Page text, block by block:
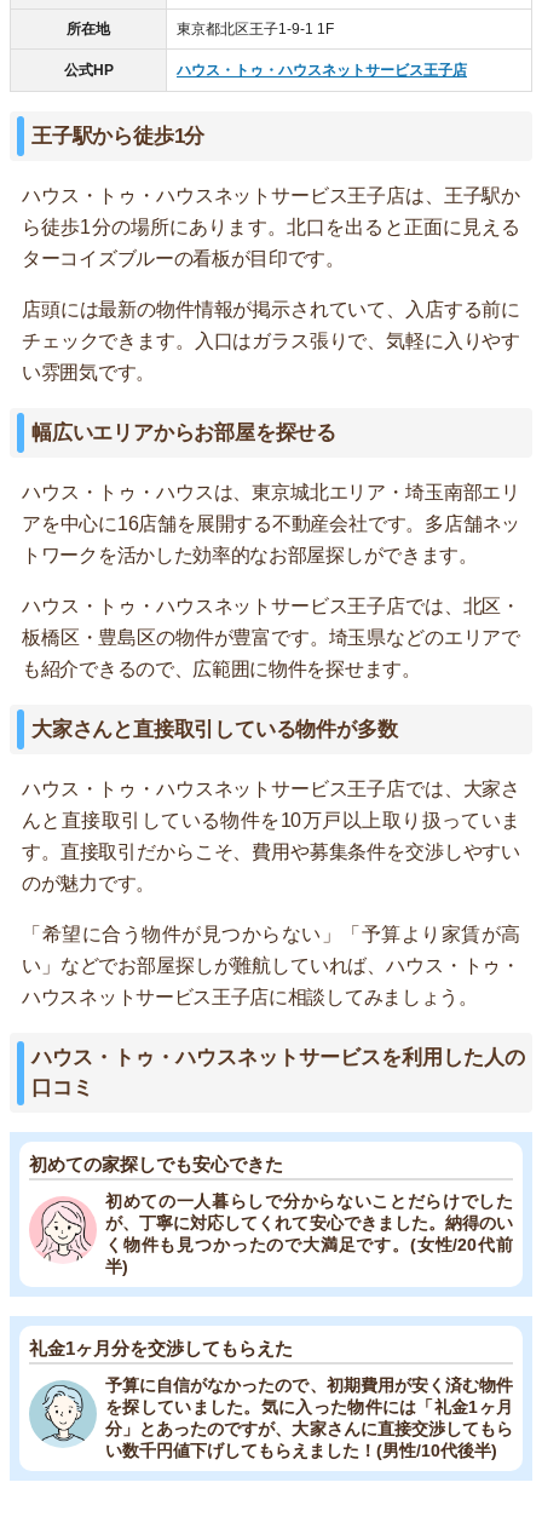
所在地 東京都北区王子1-9-1 1F
公式HP ハウス・トゥ・ハウスネットサービス王子店
王子駅から徒歩1分
ハウス・トゥ・ハウスネットサービス王子店は、王子駅か
ら徒歩1分の場所にあります。北口を出ると正面に見える
ターコイズブルーの看板が目印です。
店頭には最新の物件情報が掲示されていて、入店する前に
チェックできます。入口はガラス張りで、気軽に入りやす
い雰囲気です。
幅広いエリアからお部屋を探せる
ハウス・トゥ・ハウスは、東京城北エリア・埼玉南部エリ
アを中心に16店舗を展開する不動産会社です。多店舗ネッ
トワークを活かした効率的なお部屋探しができます。
ハウス・トゥ・ハウスネットサービス王子店では、北区・
板橋区・豊島区の物件が豊富です。埼玉県などのエリアで
も紹介できるので、広範囲に物件を探せます。
大家さんと直接取引している物件が多数
ハウス・トゥ・ハウスネットサービス王子店では、大家さ
んと直接取引している物件を10万戸以上取り扱っていま
す。直接取引だからこそ、費用や募集条件を交渉しやすい
のが魅力です。
「希望に合う物件が見つからない」「予算より家賃が高
い」などでお部屋探しが難航していれば、ハウス・トゥ・
ハウスネットサービス王子店に相談してみましょう。
ハウス・トゥ・ハウスネットサービスを利用した人の
口コミ
初めての家探しでも安心できた
初めての一人暮らしで分からないことだらけでした
が、丁寧に対応してくれて安心できました。納得のい
く物件も見つかったので大満足です。(女性/20代前
半)
礼金1ヶ月分を交渉してもらえた
予算に自信がなかったので、初期費用が安く済む物件
を探していました。気に入った物件には「礼金1ヶ月
分」とあったのですが、大家さんに直接交渉してもら
い数千円値下げしてもらえました！(男性/10代後半)